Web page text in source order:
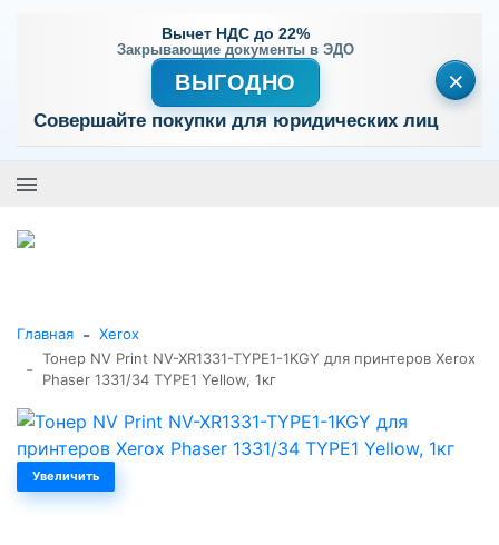
Вычет НДС до 22%
Закрывающие документы в ЭДО
ВЫГОДНО
Совершайте покупки для юридических лиц
×
Главная - Xerox
- Тонер NV Print NV-XR1331-TYPE1-1KGY для принтеров Xerox
Phaser 1331/34 TYPE1 Yellow, 1кг
Увеличить